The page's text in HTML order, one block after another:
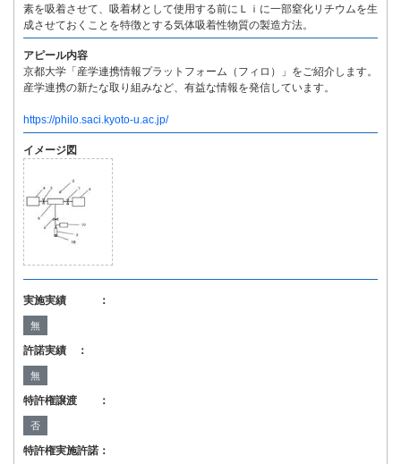
素を吸着させて、吸着材として使用する前にＬｉに一部窒化リチウムを生
成させておくことを特徴とする気体吸着性物質の製造方法。
アピール内容
京都大学「産学連携情報プラットフォーム（フィロ）」をご紹介します。
産学連携の新たな取り組みなど、有益な情報を発信しています。
https://philo.saci.kyoto-u.ac.jp/
イメージ図
実施実績 ：
無
許諾実績 ：
無
特許権譲渡 ：
否
特許権実施許諾：